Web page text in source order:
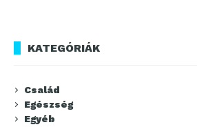
KATEGÓRIÁK
Család
Egészség
Egyéb